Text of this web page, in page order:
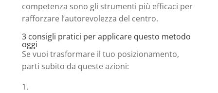
competenza sono gli strumenti più efficaci per
rafforzare l’autorevolezza del centro.
3 consigli pratici per applicare questo metodo
oggi
Se vuoi trasformare il tuo posizionamento,
parti subito da queste azioni: